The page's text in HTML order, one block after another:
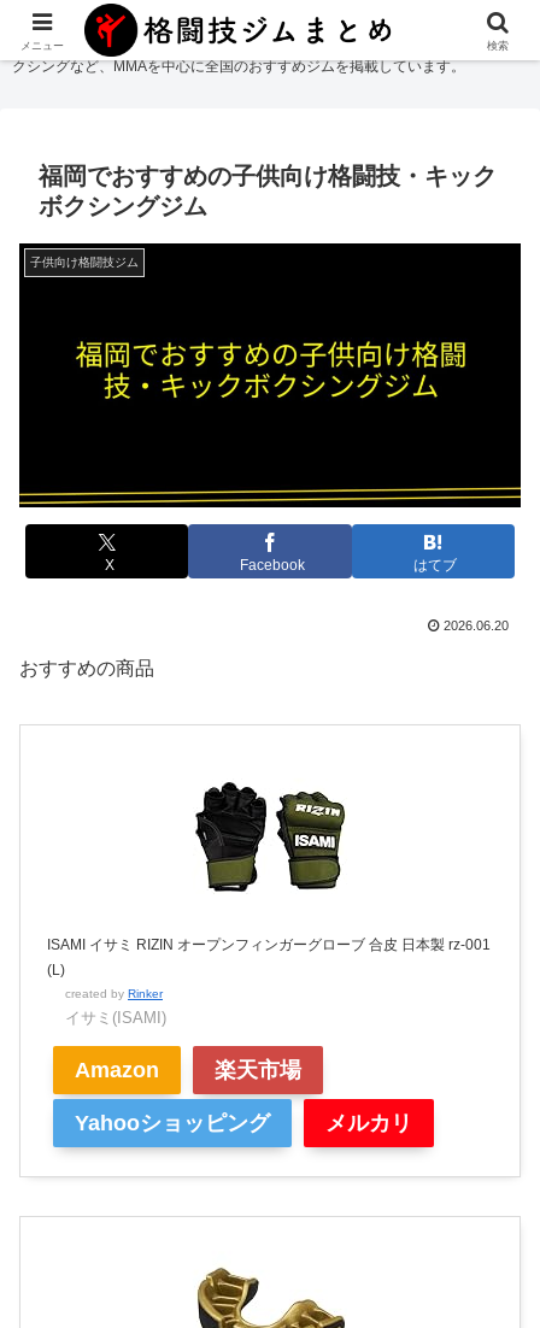
格闘技ジムまとめ
では総合格闘技・柔術・レスリング・キックボクシング・ボ
クシングなど、MMAを中心に全国のおすすめジムを掲載しています。
福岡でおすすめの子供向け格闘技・キック
ボクシングジム
子供向け格闘技ジム
X Facebook はてブ
2026.06.20
おすすめの商品
ISAMI イサミ RIZIN オープンフィンガーグローブ 合皮 日本製 rz-001
(L)
created by Rinker
イサミ(ISAMI)
Amazon 楽天市場
Yahooショッピング メルカリ
メニュー 検索